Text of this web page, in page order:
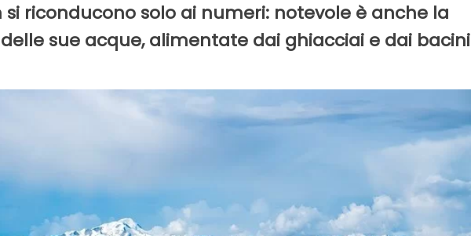
riconducono solo ai numeri: notevole è anche la
sue acque, alimentate dai ghiacciai e dai bacini